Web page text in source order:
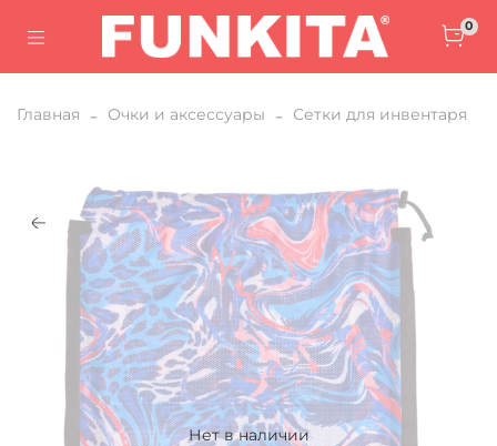
0
Главная Очки и аксессуары Сетки для инвентаря
Нет в наличии